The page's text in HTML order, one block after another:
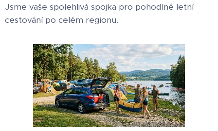
Jsme vaše spolehlivá spojka pro pohodlné letní
cestování po celém regionu.